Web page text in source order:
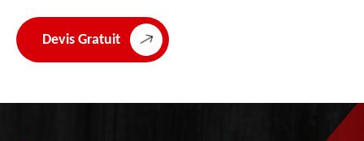
Devis Gratuit